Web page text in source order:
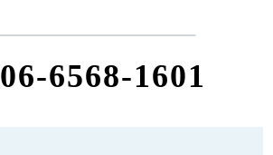
06-6568-1601